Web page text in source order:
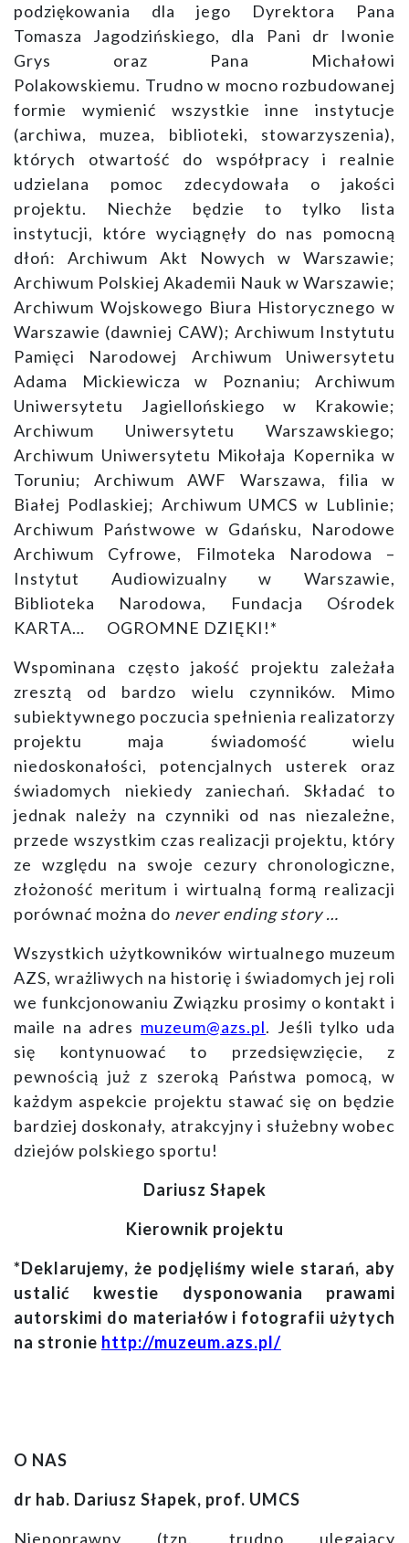
podziękowania dla jego Dyrektora Pana
Tomasza Jagodzińskiego, dla Pani dr Iwonie
Grys oraz Pana Michałowi
Polakowskiemu. Trudno w mocno rozbudowanej
formie wymienić wszystkie inne instytucje
(archiwa, muzea, biblioteki, stowarzyszenia),
których otwartość do współpracy i realnie
udzielana pomoc zdecydowała o jakości
projektu. Niechże będzie to tylko lista
instytucji, które wyciągnęły do nas pomocną
dłoń: Archiwum Akt Nowych w Warszawie;
Archiwum Polskiej Akademii Nauk w Warszawie;
Archiwum Wojskowego Biura Historycznego w
Warszawie (dawniej CAW); Archiwum Instytutu
Pamięci Narodowej Archiwum Uniwersytetu
Adama Mickiewicza w Poznaniu; Archiwum
Uniwersytetu Jagiellońskiego w Krakowie;
Archiwum Uniwersytetu Warszawskiego;
Archiwum Uniwersytetu Mikołaja Kopernika w
Toruniu; Archiwum AWF Warszawa, filia w
Białej Podlaskiej; Archiwum UMCS w Lublinie;
Archiwum Państwowe w Gdańsku, Narodowe
Archiwum Cyfrowe, Filmoteka Narodowa –
Instytut Audiowizualny w Warszawie,
Biblioteka Narodowa, Fundacja Ośrodek
KARTA… OGROMNE DZIĘKI!*
Wspominana często jakość projektu zależała
zresztą od bardzo wielu czynników. Mimo
subiektywnego poczucia spełnienia realizatorzy
projektu maja świadomość wielu
niedoskonałości, potencjalnych usterek oraz
świadomych niekiedy zaniechań. Składać to
jednak należy na czynniki od nas niezależne,
przede wszystkim czas realizacji projektu, który
ze względu na swoje cezury chronologiczne,
złożoność meritum i wirtualną formą realizacji
porównać można do never ending story …
Wszystkich użytkowników wirtualnego muzeum
AZS, wrażliwych na historię i świadomych jej roli
we funkcjonowaniu Związku prosimy o kontakt i
maile na adres muzeum@azs.pl. Jeśli tylko uda
się kontynuować to przedsięwzięcie, z
pewnością już z szeroką Państwa pomocą, w
każdym aspekcie projektu stawać się on będzie
bardziej doskonały, atrakcyjny i służebny wobec
dziejów polskiego sportu!
Dariusz Słapek
Kierownik projektu
*Deklarujemy, że podjęliśmy wiele starań, aby
ustalić kwestie dysponowania prawami
autorskimi do materiałów i fotografii użytych
na stronie http://muzeum.azs.pl/
O NAS
dr hab. Dariusz Słapek, prof. UMCS
Niepoprawny (tzn. trudno ulegający